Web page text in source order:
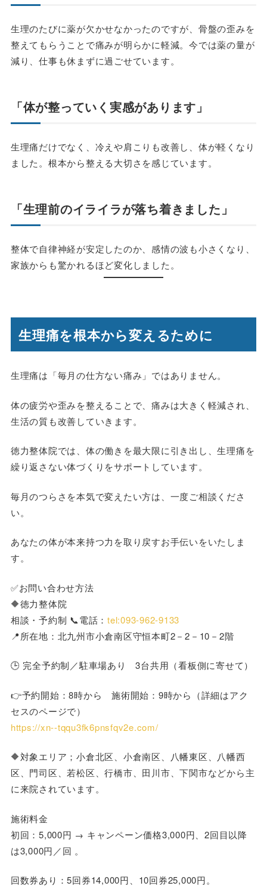
生理のたびに薬が欠かせなかったのですが、骨盤の歪みを
整えてもらうことで痛みが明らかに軽減。今では薬の量が
減り、仕事も休まずに過ごせています。
「体が整っていく実感があります」
生理痛だけでなく、冷えや肩こりも改善し、体が軽くなり
ました。根本から整える大切さを感じています。
「生理前のイライラが落ち着きました」
整体で自律神経が安定したのか、感情の波も小さくなり、
家族からも驚かれるほど変化しました。
生理痛を根本から変えるために
生理痛は「毎月の仕方ない痛み」ではありません。
体の疲労や歪みを整えることで、痛みは大きく軽減され、
生活の質も改善していきます。
徳力整体院では、体の働きを最大限に引き出し、生理痛を
繰り返さない体づくりをサポートしています。
毎月のつらさを本気で変えたい方は、一度ご相談くださ
い。
あなたの体が本来持つ力を取り戻すお手伝いをいたしま
す。
✅お問い合わせ方法
🔶徳力整体院
相談・予約制 📞電話：tel:093-962-9133
📍所在地：北九州市小倉南区守恒本町2－2－10－2階
🕒 完全予約制／駐車場あり 3台共用（看板側に寄せて）
👉予約開始：8時から 施術開始：9時から（詳細はアク
セスのページで）
https://xn--tqqu3fk6pnsfqv2e.com/
🔶対象エリア；小倉北区、小倉南区、八幡東区、八幡西
区、門司区、若松区、行橋市、田川市、下関市などから主
に来院されています。
施術料金
初回：5,000円 → キャンペーン価格3,000円、2回目以降
は3,000円／回 。
回数券あり：5回券14,000円、10回券25,000円。